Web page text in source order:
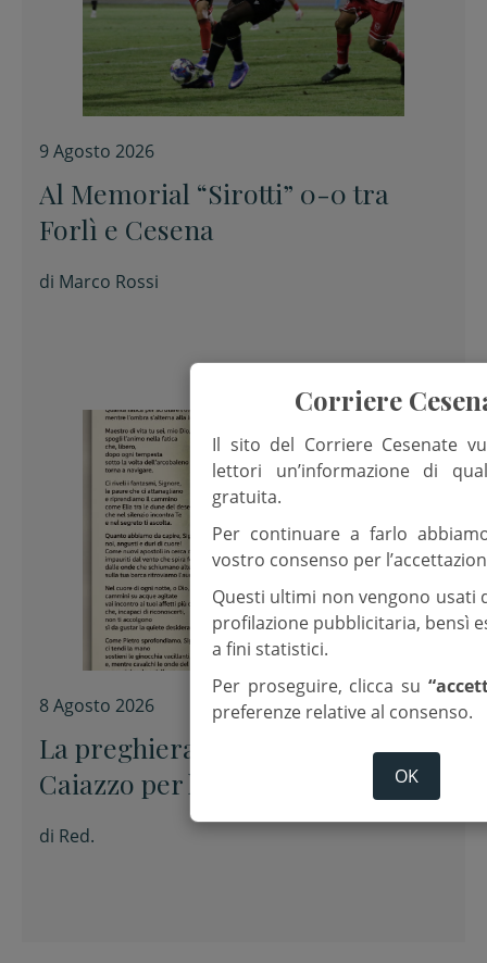
9 Agosto 2026
Al Memorial “Sirotti” 0-0 tra
Forlì e Cesena
di Marco Rossi
8 Agosto 2026
La preghiera dell’arcivescovo
Caiazzo per la XIX domenica del
Tempo ordinario
di Red.
Corriere
Il sito del Corriere Cesenate
lettori un’informazione di
gratuita.
Per continuare a farlo
vostro consenso per
Questi ultimi non vengono usati
profilazione pubblicitaria, bensì
a fini statistici.
Per proseguire, clicca su
preferenze relative al consenso.
OK